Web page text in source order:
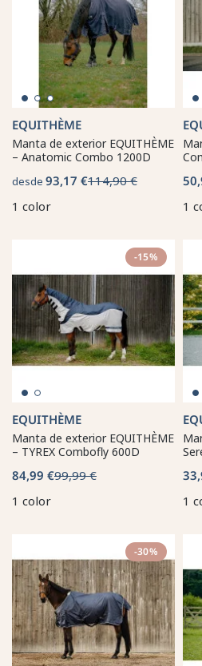
EQUITHÈME
Manta de exterior EQUITHÈME
– Anatomic Combo 1200D
desde 93,17 €114,90 €
1 color
1
-15%
EQUITHÈME
Manta de exterior EQUITHÈME
– TYREX Combofly 600D
84,99 €99,99 €
1 color
1
-30%